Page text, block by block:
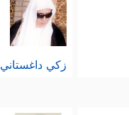
زكي داغستاني